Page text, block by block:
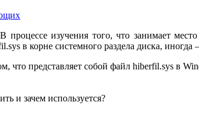
В процессе изучения того, что занимает
в корне системного раздела диска,
что представляет собой файл hiberfil.sys в
и зачем используется?